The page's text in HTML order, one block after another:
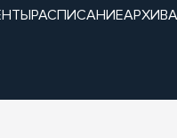
РАСПИСАНИЕАРХИВ